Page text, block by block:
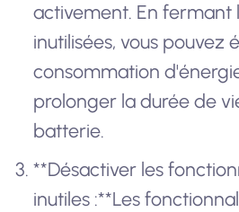
activement. En fermant
inutilisées, vous pouvez
consommation
prolonger la durée de
batterie.
**Désactiver les
inutiles :**Les